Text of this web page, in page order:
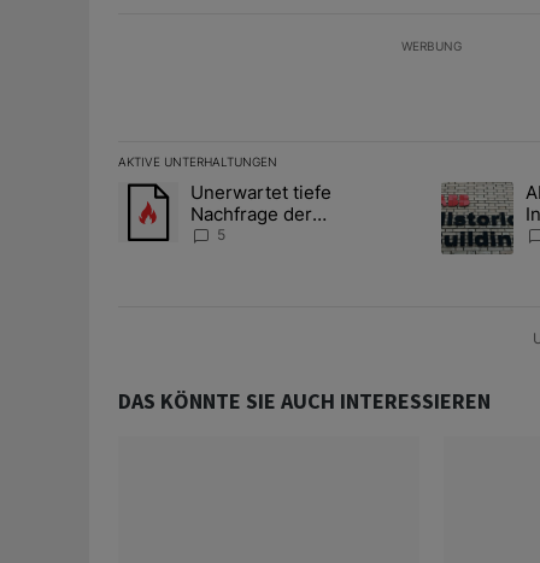
WERBUNG
AKTIVE UNTERHALTUNGEN
Das Folgende ist eine Liste der am meisten
Ein Trendartikel mit dem Titel "Unerwartet tiefe
Unerwartet tiefe
Nachfrage der
Zentralbanken könnte
5
Ein
DAS KÖNNTE SIE AUCH INTERESSIEREN